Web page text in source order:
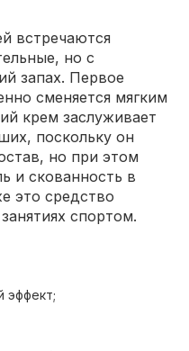
встречаются
но с
запах. Первое
сменяется мягким
крем заслуживает
поскольку он
но при этом
и скованность в
это средство
спортом.
эффект;